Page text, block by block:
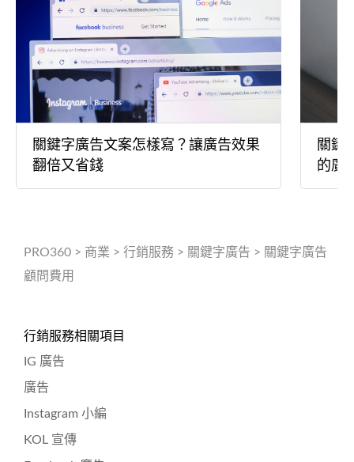
關鍵字廣告文案怎樣寫？讓廣告效果
翻倍又省錢
關鍵
的廣
PRO360 > 商業 > 行銷服務 > 關鍵字廣告 > 關鍵字廣告
顧問費用
行銷服務相關項目
IG 廣告
廣告
Instagram 小編
KOL 宣傳